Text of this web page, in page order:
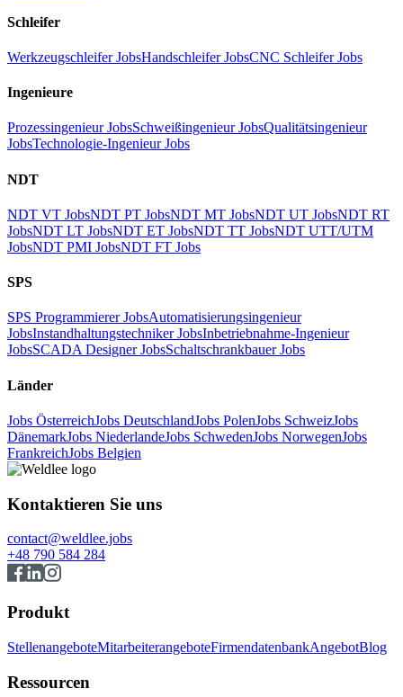
Schleifer
Werkzeugschleifer JobsHandschleifer JobsCNC Schleifer Jobs
Ingenieure
Prozessingenieur JobsSchweißingenieur JobsQualitätsingenieur
JobsTechnologie-Ingenieur Jobs
NDT
NDT VT JobsNDT PT JobsNDT MT JobsNDT UT JobsNDT RT
JobsNDT LT JobsNDT ET JobsNDT TT JobsNDT UTT/UTM
JobsNDT PMI JobsNDT FT Jobs
SPS
SPS Programmierer JobsAutomatisierungsingenieur
JobsInstandhaltungstechniker JobsInbetriebnahme-Ingenieur
JobsSCADA Designer JobsSchaltschrankbauer Jobs
Länder
Jobs ÖsterreichJobs DeutschlandJobs PolenJobs SchweizJobs
DänemarkJobs NiederlandeJobs SchwedenJobs NorwegenJobs
FrankreichJobs Belgien
Kontaktieren Sie uns
contact@weldlee.jobs
+48 790 584 284
Produkt
StellenangeboteMitarbeiterangeboteFirmendatenbankAngebotBlog
Ressourcen